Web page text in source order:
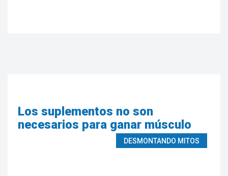
Los suplementos no son
necesarios para ganar músculo
DESMONTANDO MITOS